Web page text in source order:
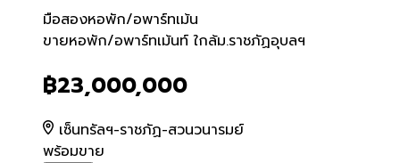
มือสองหอพัก/อพาร์ทเม้น
ขายหอพัก/อพาร์ทเม้นท์ ใกล้
ขายหอพัก/อพาร์ทเม้นท์ ใกล้ม.ราชภัฏอุบลฯ
฿23,000,000
เซ็นทรัลฯ-ราชภัฏ-สวนวนารมย์
พร้อมขาย